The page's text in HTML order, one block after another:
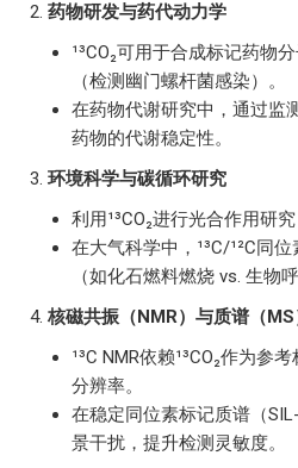
药物研发与药代动力学
¹³CO₂可用于合成标记药物
（检测幽门螺杆菌感染）。
在药物代谢研究中，通过监
药物的代谢稳定性。
环境科学与碳循环研究
利用¹³CO₂进行光合作用研
在大气科学中，¹³C/¹²C同
（如化石燃料燃烧 vs. 生物呼
核磁共振（NMR）与质谱（
¹³C NMR依赖¹³CO₂作为参
分辨率。
在稳定同位素标记质谱（
景干扰，提升检测灵敏度。